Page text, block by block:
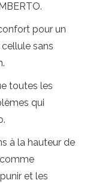
pour un
sans
toutes les
qui
à la hauteur de
et les